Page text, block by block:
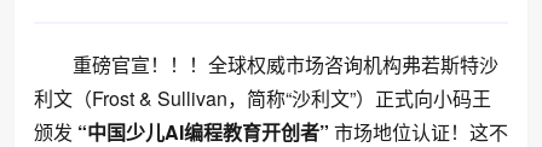
重磅官宣！！！全球权威市场咨询机构弗若斯特沙
利文（Frost & Sullivan，简称“沙利文”）正式向小码王
颁发 “中国少儿AI编程教育开创者” 市场地位认证！这不